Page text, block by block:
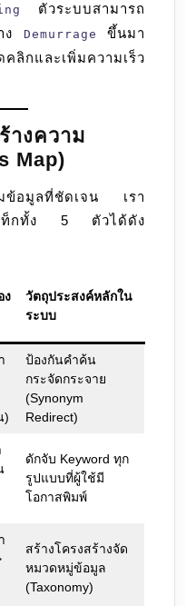
ตัวระบบสามารถ
ง Demurrage
ขึ้นมา
ลิกและเพิ่มความเร็ว
างความ
Map)
มข้อมูลที่ชัดเจน เรา
แท็กทั้ง 5 ตัวได้ดัง
ง
วัตถุประสงค์หลักใน
ระบบ
)
ป้องกันคำค้น
กระจัดกระจาย
(Synonym
Redirect)
ดักจับ Keyword ทุก
รูปแบบที่ผู้ใช้มี
โอกาสพิมพ์
สร้างโครงสร้างจัด
หมวดหมู่ข้อมูล
(Taxonomy)